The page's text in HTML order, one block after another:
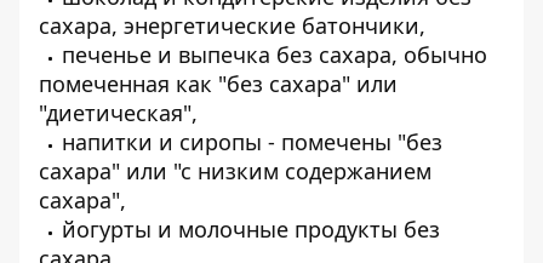
сахара, энергетические батончики,
печенье и выпечка без сахара, обычно
помеченная как "без сахара" или
"диетическая",
напитки и сиропы - помечены "без
сахара" или "с низким содержанием
сахара",
йогурты и молочные продукты без